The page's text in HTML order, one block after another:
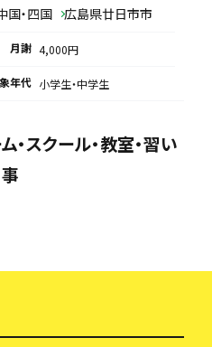
国・四国 広島県廿日市市
月謝 4,000円
年代 小学生・中学生
・スクール・教室・習い
事